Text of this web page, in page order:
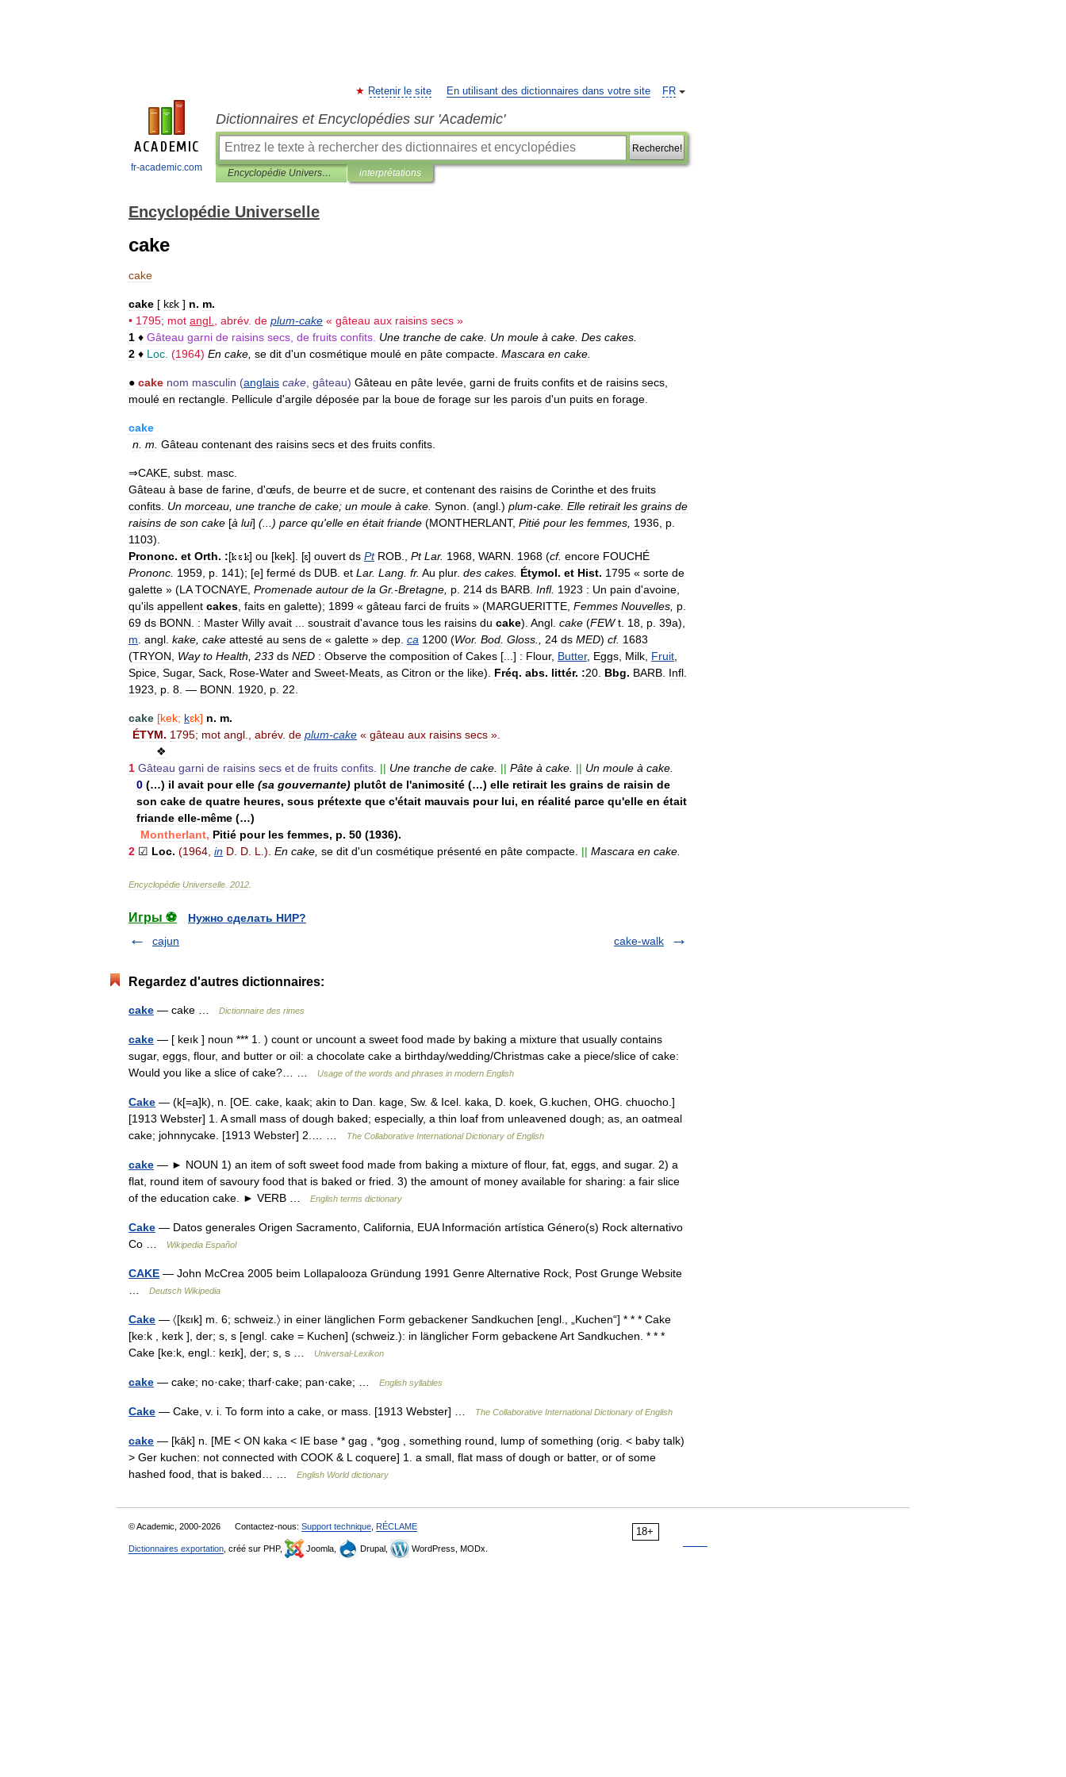
fr-academic.com
FR
Retenir le site En utilisant des dictionnaires dans votre site
Dictionnaires et Encyclopédies sur 'Academic'
Recherche!
Encyclopédie Universelle interprétations
Encyclopédie Universelle
cake
cake
cake [ kɛk ] n. m.
• 1795; mot angl abrév. de plum-cake « gâteau aux raisins secs »
1 ♦ Gâteau garni de raisins secs de fruits confits Une tranche de cake Un moule à cake Des cakes
2 ♦ Loc (1964) En cake se dit d'un cosmétique moulé en pâte compacte Mascara en cake
● cake nom masculin (anglais cake gâteau) Gâteau en pâte levée garni de fruits confits et de raisins secs
moulé en rectangle Pellicule d'argile déposée par la boue de forage sur les parois d'un puits en forage
cake
n m Gâteau contenant des raisins secs et des fruits confits
⇒CAKE subst masc
Gâteau à base de farine d'œufs de beurre et de sucre et contenant des raisins de Corinthe et des fruits
confits Un morceau une tranche de cake; un moule à cake Synon . (angl .) plum-cake Elle retirait les grains de
raisins de son cake [à lui] (...) parce qu'elle en était friande (MONTHERLANT, Pitié pour les femmes 1936 p
1103).
Prononc. et Orth. :[ ] ou [kek]. [ ] ouvert ds Pt ROB Pt Lar. 1968 WARN 1968 (cf. encore FOUCHÉ
Prononc 1959 p 141); [e] fermé ds DUB et Lar. Lang fr. Au plur. des cakes Étymol. et Hist. 1795 « sorte de
galette » (LA TOCNAYE Promenade autour de la Gr.-Bretagne p 214 ds BARB Infl. 1923 : Un pain d'avoine
qu'ils appellent cakes faits en galette); 1899 « gâteau farci de fruits » (MARGUERITTE Femmes Nouvelles p
69 ds BONN : Master Willy avait soustrait d'avance tous les raisins du cake). Angl cake (FEW t 18 p 39a),
m angl kake cake attesté au sens de « galette » dep ca 1200 (Wor. Bod Gloss 24 ds MED) cf. 1683
(TRYON Way to Health 233 ds NED : Observe the composition of Cakes [...] : Flour, Butter, Eggs Milk Fruit
Spice Sugar, Sack Rose-Water and Sweet-Meats as Citron or the like). Fréq. abs. littér. :20 Bbg. BARB Infl
1923
p 8 . — BONN 1920 p 22
cake [kek; kɛk] n. m.
ÉTYM. 1795; mot angl abrév. de plum-cake « gâteau aux raisins secs ».
❖
1 Gâteau garni de raisins secs et de fruits confits || Une tranche de cake || Pâte à cake || Un moule à cake
0 (…) il avait pour elle (sa gouvernante) plutôt de l'animosité (…) elle retirait les grains de raisin de
son cake de quatre heures, sous prétexte que c'était mauvais pour lui, en réalité parce qu'elle en était
friande elle-même (…)
Montherlant, Pitié pour les femmes, p. 50 (1936).
2 ☑ Loc. (1964 in D D L .). En cake se dit d'un cosmétique présenté en pâte compacte || Mascara en cake
Encyclopédie Universelle 2012
Игры ⚽
Нужно сделать НИР?
cajun
cake-walk
Regardez d'autres dictionnaires:
cake — cake … Dictionnaire des rimes
cake — [ keık ] noun *** 1. ) count or uncount a sweet food made by baking a mixture that usually contains
sugar, eggs, flour, and butter or oil: a chocolate cake a birthday/wedding/Christmas cake a piece/slice of cake:
Would you like a slice of cake?… …
Usage of the words and phrases in modern English
Cake — (k[=a]k), n. [OE. cake, kaak; akin to Dan. kage, Sw. & Icel. kaka, D. koek, G.kuchen, OHG. chuocho.]
[1913 Webster] 1. A small mass of dough baked; especially, a thin loaf from unleavened dough; as, an oatmeal
cake; johnnycake. [1913 Webster] 2.… …
The Collaborative International Dictionary of English
cake — ► NOUN 1) an item of soft sweet food made from baking a mixture of flour, fat, eggs, and sugar. 2) a
flat, round item of savoury food that is baked or fried. 3) the amount of money available for sharing: a fair slice
of the education cake. ► VERB …
English terms dictionary
Cake — Datos generales Origen Sacramento, California, EUA Información artística Género(s) Rock alternativo
Co …
Wikipedia Español
CAKE — John McCrea 2005 beim Lollapalooza Gründung 1991 Genre Alternative Rock, Post Grunge Website
Deutsch Wikipedia
Cake — 〈[kɛık] m. 6; schweiz.〉 in einer länglichen Form gebackener Sandkuchen [engl., „Kuchen“] * * * Cake
[ke:k , keɪk ], der; s, s [engl. cake = Kuchen] (schweiz.): in länglicher Form gebackene Art Sandkuchen. * * *
Cake [ke:k, engl.: keɪk], der; s, s …
Universal-Lexikon
cake — cake; no·cake; tharf·cake; pan·cake; … English syllables
Cake — Cake, v. i. To form into a cake, or mass. [1913 Webster] … The Collaborative International Dictionary of English
cake — [kāk] n. [ME < ON kaka < IE base * gag , *gog , something round, lump of something (orig. < baby talk)
> Ger kuchen: not connected with COOK & L coquere] 1. a small, flat mass of dough or batter, or of some
hashed food, that is baked… …
English World dictionary
18+
© Academic, 2000-2026 Contactez-nous: Support technique RÉCLAME
Dictionnaires exportation , créé sur PHP, Joomla, Drupal, WordPress, MODx.